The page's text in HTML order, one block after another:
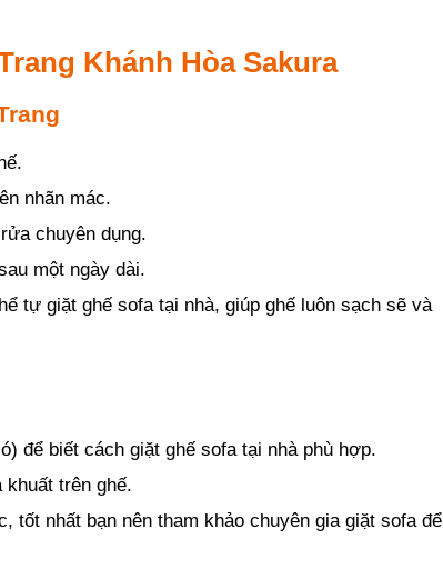
Khánh Hòa Sakura
nhãn mác.
chuyên dụng.
một ngày dài.
tự giặt ghế sofa tại nhà, giúp ghế luôn sạch sẽ và
để biết cách giặt ghế sofa tại nhà phù hợp.
trên ghế.
nhất bạn nên tham khảo chuyên gia giặt sofa để